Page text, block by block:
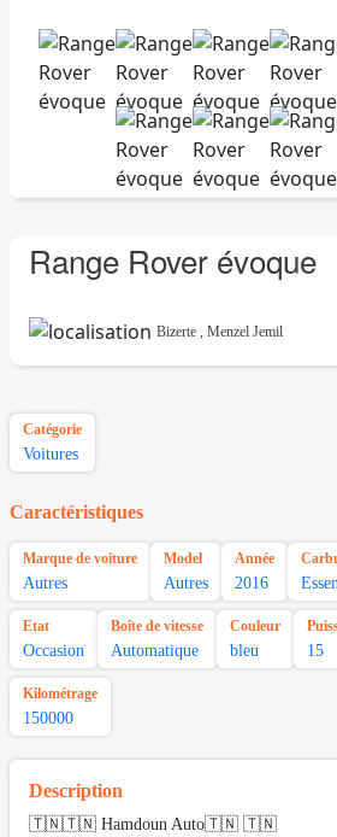
Range Rover évoque
Bizerte , Menzel Jemil
Catégorie
Voitures
Caractéristiques
Marque de voiture
Autres
Model
Autres
Année
2016
Etat
Occasion
Boîte de vitesse
Automatique
Couleur
bleu 15
Kilométrage
150000
Description
🇹🇳🇹🇳 Hamdoun Auto🇹🇳 🇹🇳